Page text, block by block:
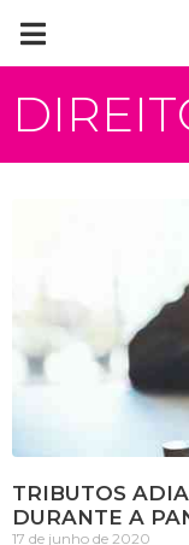
TRIBUTOS
DURANTE A
17 de junho de 2020